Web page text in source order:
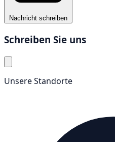
Nachricht schreiben
Schreiben Sie uns
Unsere Standorte